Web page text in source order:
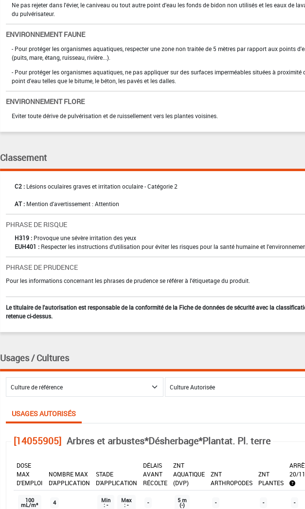
Ne pas rejeter dans l'évier, le caniveau ou tout autre point d'eau les fonds de bidon non utilisés et les eaux de
du pulvérisateur.
ENVIRONNEMENT FAUNE
- Pour protéger les organismes aquatiques, respecter une zone non traitée de 5 mètres par rapport aux points
(puits, mare, étang, ruisseau, rivière...).
- Pour protéger les organismes aquatiques, ne pas appliquer sur des surfaces imperméables situées à proximité
point d'eau telles que le bitume, le béton, les pavés et les dalles.
ENVIRONNEMENT FLORE
Eviter toute dérive de pulvérisation et de ruissellement vers les plantes voisines.
Classement
C2 : Lésions oculaires graves et irritation oculaire - Catégorie 2
AT : Mention d'avertissement : Attention
PHRASE DE RISQUE
H319 : Provoque une sévère irritation des yeux
EUH401 : Respecter les instructions d'utilisation pour éviter les risques pour la santé humaine et
PHRASE DE PRUDENCE
Pour les informations concernant les phrases de prudence se référer à l'étiquetage du produit.
Le titulaire de l'autorisation est responsable de la conformité de la Fiche de données de sécurité avec la
retenue ci-dessus.
Usages / Cultures
USAGES AUTORISÉS
[14055905] Arbres et arbustes*Désherbage*Plantat. Pl. terre
DOSE
MAX
D'EMPLOI
NOMBRE MAX
D'APPLICATION
STADE
D'APPLICATION
DÉLAIS
AVANT
RÉCOLTE
ZNT
AQUATIQUE
(DVP)
ZNT
ARTHROPODES
ZNT
PLANTES
20/
100
mL/m² 4 Min
: -
Max
: - - 5 m
(-) - - -